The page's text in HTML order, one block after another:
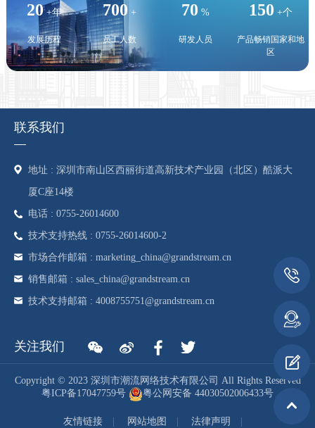
20 +年
发展历程
700 +
员工人数
70 %
研发人员
150 +个
产品畅销国家和地
区
联系我们
地址 : 深圳市南山区西丽街道高新技术产业园（北区）酷派大
厦C座14楼
电话 : 0755-26014600
技术支持热线 : 0755-26014600-2
市场合作邮箱 : marketing_china@grandstream.cn
销售邮箱 : sales_china@grandstream.cn
技术支持邮箱 : 4008755751@grandstream.cn
关注我们
Copyright © 2023 深圳市潮流网络技术有限公司 All Rights Reserved
粤ICP备17047759号
粤公网安备 44030502006433号
友情链接 网站地图 法律声明